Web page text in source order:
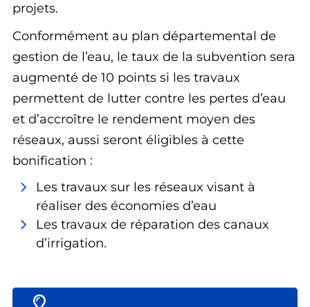
projets.
Conformément au plan départemental de
gestion de l’eau, le taux de la subvention sera
augmenté de 10 points si les travaux
permettent de lutter contre les pertes d’eau
et d’accroître le rendement moyen des
réseaux, aussi seront éligibles à cette
bonification :
Les travaux sur les réseaux visant à
réaliser des économies d’eau
Les travaux de réparation des canaux
d’irrigation.